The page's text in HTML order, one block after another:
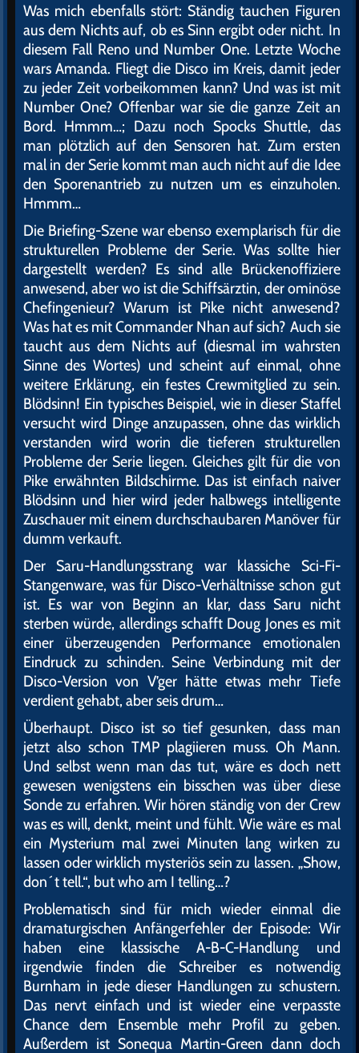
Was mich ebenfalls stört: Ständig tauchen Figuren
aus dem Nichts auf, ob es Sinn ergibt oder nicht. In
diesem Fall Reno und Number One. Letzte Woche
wars Amanda. Fliegt die Disco im Kreis, damit jeder
zu jeder Zeit vorbeikommen kann? Und was ist mit
Number One? Offenbar war sie die ganze Zeit an
Bord. Hmmm…; Dazu noch Spocks Shuttle, das
man plötzlich auf den Sensoren hat. Zum ersten
mal in der Serie kommt man auch nicht auf die Idee
den Sporenantrieb zu nutzen um es einzuholen.
Hmmm…
Die Briefing-Szene war ebenso exemplarisch für die
strukturellen Probleme der Serie. Was sollte hier
dargestellt werden? Es sind alle Brückenoffiziere
anwesend, aber wo ist die Schiffsärztin, der ominöse
Chefingenieur? Warum ist Pike nicht anwesend?
Was hat es mit Commander Nhan auf sich? Auch sie
taucht aus dem Nichts auf (diesmal im wahrsten
Sinne des Wortes) und scheint auf einmal, ohne
weitere Erklärung, ein festes Crewmitglied zu sein.
Blödsinn! Ein typisches Beispiel, wie in dieser Staffel
versucht wird Dinge anzupassen, ohne das wirklich
verstanden wird worin die tieferen strukturellen
Probleme der Serie liegen. Gleiches gilt für die von
Pike erwähnten Bildschirme. Das ist einfach naiver
Blödsinn und hier wird jeder halbwegs intelligente
Zuschauer mit einem durchschaubaren Manöver für
dumm verkauft.
Der Saru-Handlungsstrang war klassiche Sci-Fi-
Stangenware, was für Disco-Verhältnisse schon gut
ist. Es war von Beginn an klar, dass Saru nicht
sterben würde, allerdings schafft Doug Jones es mit
einer überzeugenden Performance emotionalen
Eindruck zu schinden. Seine Verbindung mit der
Disco-Version von V’ger hätte etwas mehr Tiefe
verdient gehabt, aber seis drum…
Überhaupt. Disco ist so tief gesunken, dass man
jetzt also schon TMP plagiieren muss. Oh Mann.
Und selbst wenn man das tut, wäre es doch nett
gewesen wenigstens ein bisschen was über diese
Sonde zu erfahren. Wir hören ständig von der Crew
was es will, denkt, meint und fühlt. Wie wäre es mal
ein Mysterium mal zwei Minuten lang wirken zu
lassen oder wirklich mysteriös sein zu lassen. „Show,
don´t tell.“, but who am I telling…?
Problematisch sind für mich wieder einmal die
dramaturgischen Anfängerfehler der Episode: Wir
haben eine klassische A-B-C-Handlung und
irgendwie finden die Schreiber es notwendig
Burnham in jede dieser Handlungen zu schustern.
Das nervt einfach und ist wieder eine verpasste
Chance dem Ensemble mehr Profil zu geben.
Außerdem ist Sonequa Martin-Green dann doch